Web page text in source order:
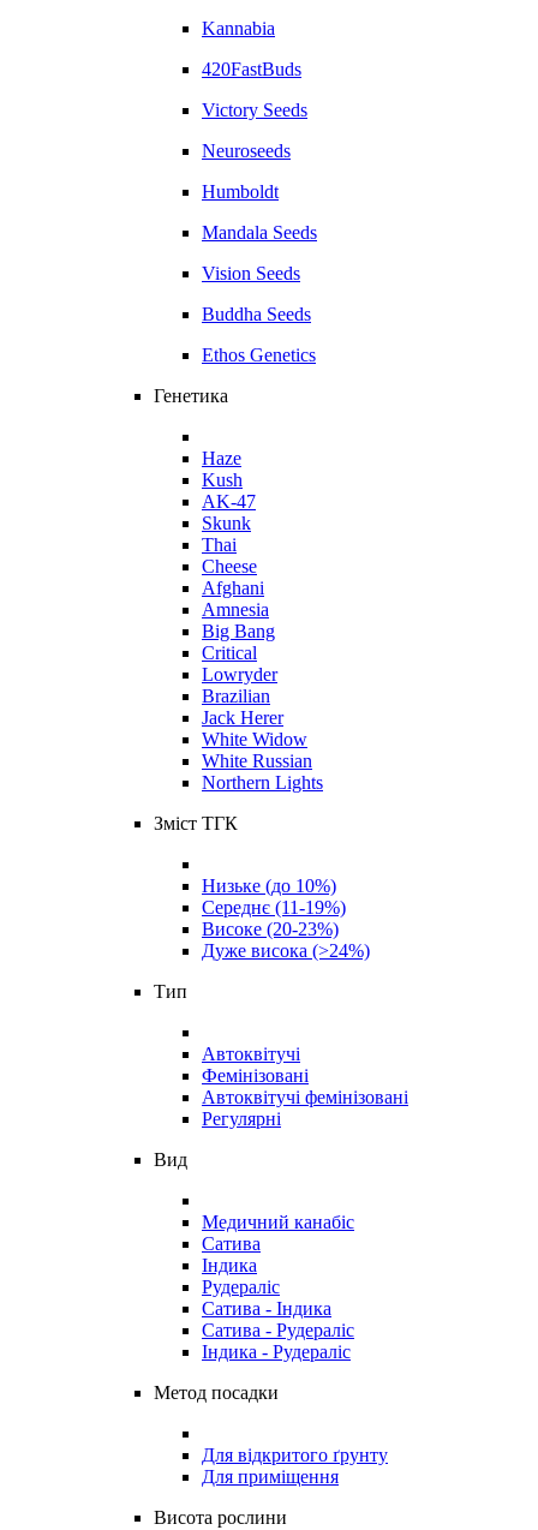
Kannabia
420FastBuds
Victory Seeds
Neuroseeds
Humboldt
Mandala Seeds
Vision Seeds
Buddha Seeds
Ethos Genetics
Генетика
Haze
Kush
AK-47
Skunk
Thai
Cheese
Afghani
Amnesia
Big Bang
Critical
Lowryder
Brazilian
Jack Herer
White Widow
White Russian
Northern Lights
Зміст ТГК
Низьке (до 10%)
Середнє (11-19%)
Високе (20-23%)
Дуже висока (>24%)
Тип
Автоквітучі
Фемінізовані
Автоквітучі фемінізовані
Регулярні
Вид
Медичний канабіс
Сатива
Індика
Рудераліс
Сатива - Індика
Сатива - Рудераліс
Індика - Рудераліс
Метод посадки
Для відкритого ґрунту
Для приміщення
Висота рослини